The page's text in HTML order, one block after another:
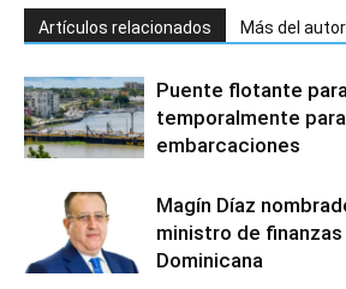
Artículos relacionados Más del autor
Puente flotante
temporalmente
embarcaciones
Magín Díaz
ministro de
Dominicana